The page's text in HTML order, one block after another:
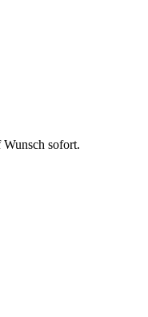
sofort.